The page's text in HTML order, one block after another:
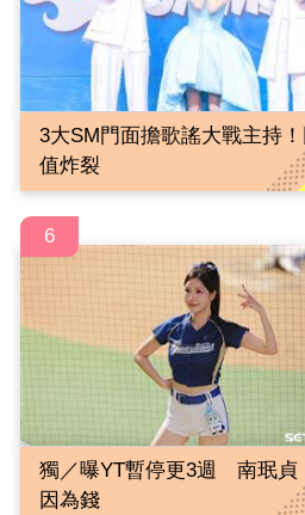
3大SM門面擔歌謠大戰主持
值炸裂
6
獨／曝YT暫停更3週 南珉貞
因為錢